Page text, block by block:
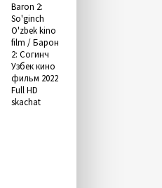
Baron 2:
So'ginch
O'zbek kino
film / Барон
2: Согинч
Узбек кино
фильм 2022
Full HD
skachat